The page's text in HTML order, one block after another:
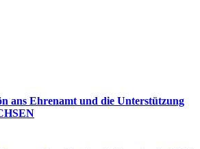
ans Ehrenamt und die Unterstützung